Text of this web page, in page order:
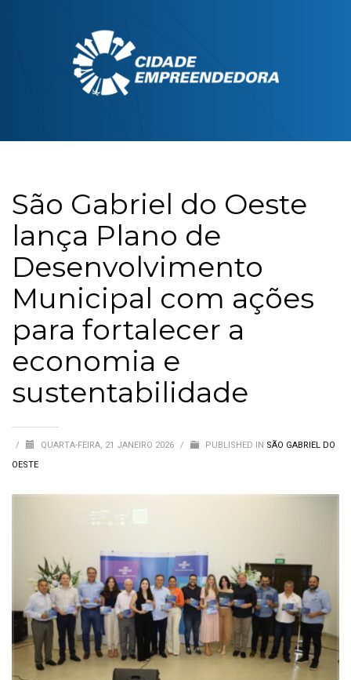
São Gabriel do Oeste
lança Plano de
Desenvolvimento
Municipal com ações
para fortalecer a
economia e
sustentabilidade
/ QUARTA-FEIRA, 21 JANEIRO 2026 / PUBLISHED IN SÃO GABRIEL DO
OESTE